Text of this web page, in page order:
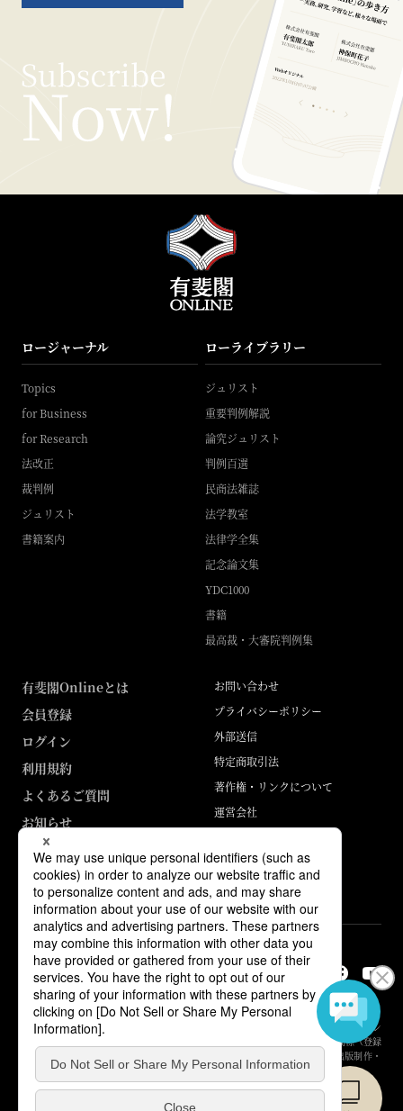
ロージャーナル
Topics
for Business
for Research
法改正
裁判例
ジュリスト
書籍案内
ローライブラリー
ジュリスト
重要判例解説
論究ジュリスト
判例百選
民商法雑誌
法学教室
法律学全集
記念論文集
YDC1000
書籍
最高裁・大審院判例集
有斐閣Onlineとは
会員登録
ログイン
利用規約
よくあるご質問
お知らせ
お問い合わせ
プライバシーポリシー
外部送信
特定商取引法
著作権・リンクについて
運営会社
ABJマークは、この電子書店・電子書籍配信サービスが、著作権者からコン
テンツ使用許諾を得た正規版配信サービスであることを示す登録商標（登録
番号 第6091713号）です。詳しくは［ABJマーク］または［電子出版制作・
流通協議会］で検索してください。